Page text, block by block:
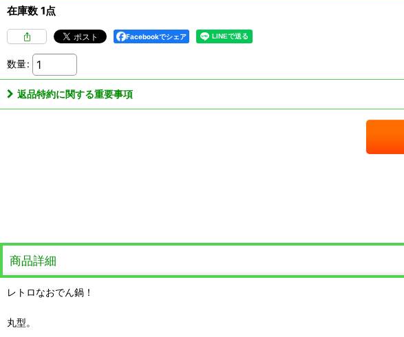
在庫数 1点
Facebookでシェア
数量:
返品特約に関する重要事項
商品詳細
レトロなおでん鍋！
丸型。